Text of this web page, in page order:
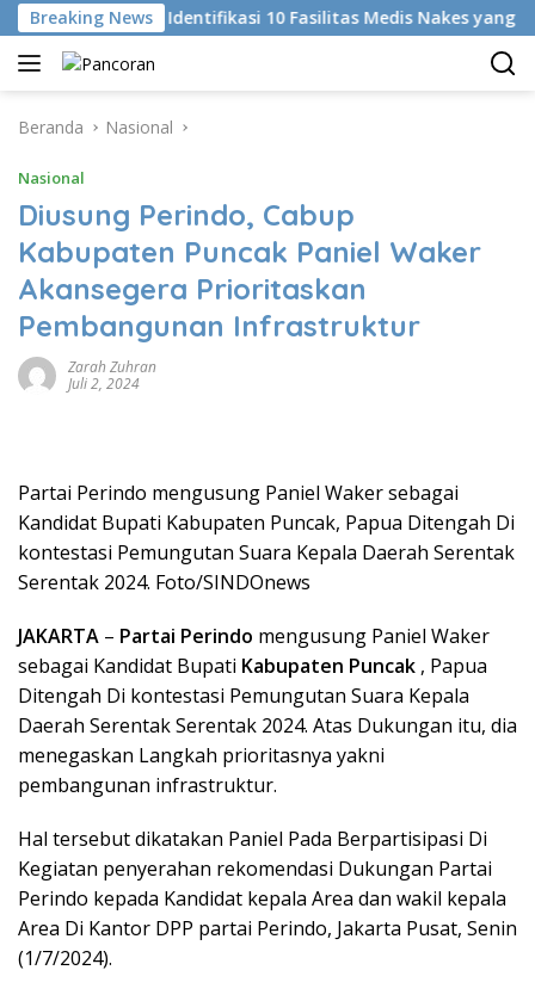
Langsung
ke
konten
Breaking News
KKI Identifikasi 10 Fasilitas Medis Nakes yang
Beranda Nasional
Nasional
Diusung Perindo, Cabup
Kabupaten Puncak Paniel Waker
Akansegera Prioritaskan
Pembangunan Infrastruktur
Zarah Zuhran
Juli 2, 2024
Partai Perindo mengusung Paniel Waker sebagai
Kandidat Bupati Kabupaten Puncak, Papua Ditengah Di
kontestasi Pemungutan Suara Kepala Daerah Serentak
Serentak 2024. Foto/SINDOnews
JAKARTA – Partai Perindo mengusung Paniel Waker
sebagai Kandidat Bupati Kabupaten Puncak , Papua
Ditengah Di kontestasi Pemungutan Suara Kepala
Daerah Serentak Serentak 2024. Atas Dukungan itu, dia
menegaskan Langkah prioritasnya yakni
pembangunan infrastruktur.
Hal tersebut dikatakan Paniel Pada Berpartisipasi Di
Kegiatan penyerahan rekomendasi Dukungan Partai
Perindo kepada Kandidat kepala Area dan wakil kepala
Area Di Kantor DPP partai Perindo, Jakarta Pusat, Senin
(1/7/2024).